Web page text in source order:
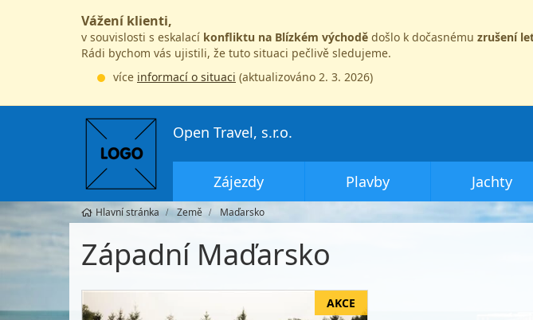
Vážení klienti,
v souvislosti s eskalací konfliktu na Blízkém východě došlo k dočasnému zrušení
Rádi bychom vás ujistili, že tuto situaci pečlivě sledujeme.
více informací o situaci (aktualizováno 2. 3. 2026)
Open Travel, s.r.o.
Zájezdy Plavby Jachty
Hlavní stránka Země Maďarsko
Západní Maďarsko